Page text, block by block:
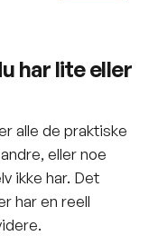
har lite eller
alle de praktiske
eller noe
ikke har. Det
har en reell